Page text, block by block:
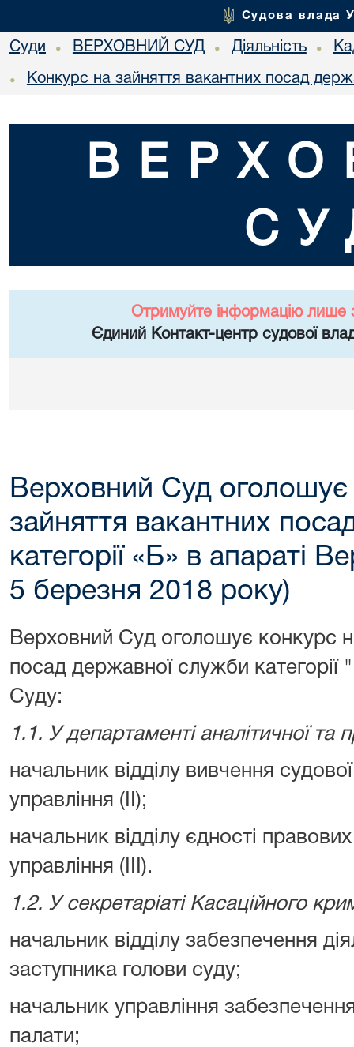
Судова влада
Суди • ВЕРХОВНИЙ СУД • Діяльність •
• Конкурс на зайняття вакантних посад
Отримуйте інформацію лише
Єдиний Контакт-центр судової
Верховний Суд оголошує
зайняття вакантних
категорії «Б» в апараті
5 березня 2018 року)
Верховний Суд оголошує конкурс
посад державної служби категорії
Суду:
1.1. У департаменті аналітичної та
начальник відділу вивчення
управління (II);
начальник відділу єдності
управління (ІІІ).
1.2. У секретаріаті Касаційного
начальник відділу забезпечення
заступника голови суду;
начальник управління
палати;